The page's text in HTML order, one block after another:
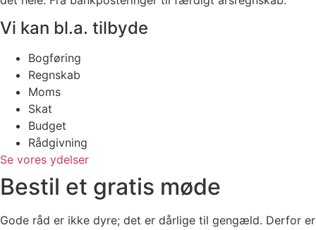
Vi kan bl.a. tilbyde
Bogføring
Regnskab
Moms
Skat
Budget
Rådgivning
Se vores ydelser
Bestil et gratis møde
Gode råd er ikke dyre; det er dårlige til gengæld. Derfor er